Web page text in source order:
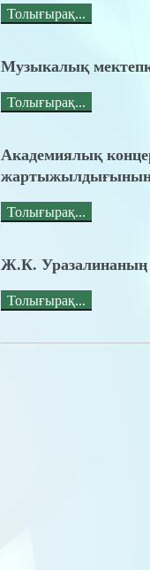
Толығырақ...
Музыкалық
Толығырақ...
Академиялық
Толығырақ...
Ж.К.
Толығырақ...